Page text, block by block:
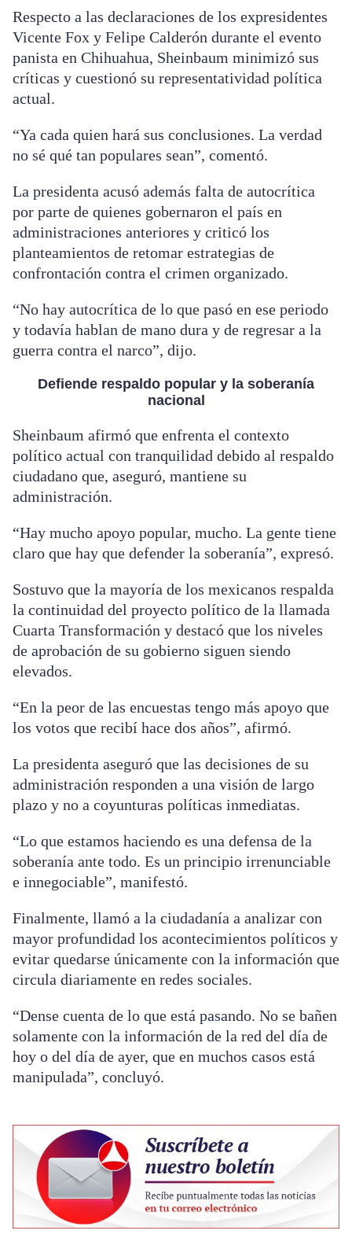
Respecto a las declaraciones de los expresidentes
Vicente Fox y Felipe Calderón durante el evento
panista en Chihuahua, Sheinbaum minimizó sus
críticas y cuestionó su representatividad política
actual.
“Ya cada quien hará sus conclusiones. La verdad
no sé qué tan populares sean”, comentó.
La presidenta acusó además falta de autocrítica
por parte de quienes gobernaron el país en
administraciones anteriores y criticó los
planteamientos de retomar estrategias de
confrontación contra el crimen organizado.
“No hay autocrítica de lo que pasó en ese periodo
y todavía hablan de mano dura y de regresar a la
guerra contra el narco”, dijo.
Defiende respaldo popular y la soberanía
nacional
Sheinbaum afirmó que enfrenta el contexto
político actual con tranquilidad debido al respaldo
ciudadano que, aseguró, mantiene su
administración.
“Hay mucho apoyo popular, mucho. La gente tiene
claro que hay que defender la soberanía”, expresó.
Sostuvo que la mayoría de los mexicanos respalda
la continuidad del proyecto político de la llamada
Cuarta Transformación y destacó que los niveles
de aprobación de su gobierno siguen siendo
elevados.
“En la peor de las encuestas tengo más apoyo que
los votos que recibí hace dos años”, afirmó.
La presidenta aseguró que las decisiones de su
administración responden a una visión de largo
plazo y no a coyunturas políticas inmediatas.
“Lo que estamos haciendo es una defensa de la
soberanía ante todo. Es un principio irrenunciable
e innegociable”, manifestó.
Finalmente, llamó a la ciudadanía a analizar con
mayor profundidad los acontecimientos políticos y
evitar quedarse únicamente con la información que
circula diariamente en redes sociales.
“Dense cuenta de lo que está pasando. No se bañen
solamente con la información de la red del día de
hoy o del día de ayer, que en muchos casos está
manipulada”, concluyó.